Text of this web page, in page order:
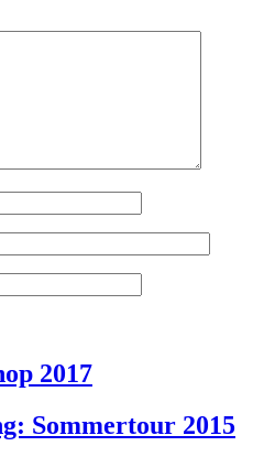
2017
Sommertour 2015